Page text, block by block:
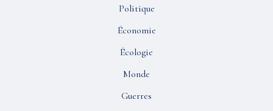
Politique
Économie
Écologie
Monde
Guerres